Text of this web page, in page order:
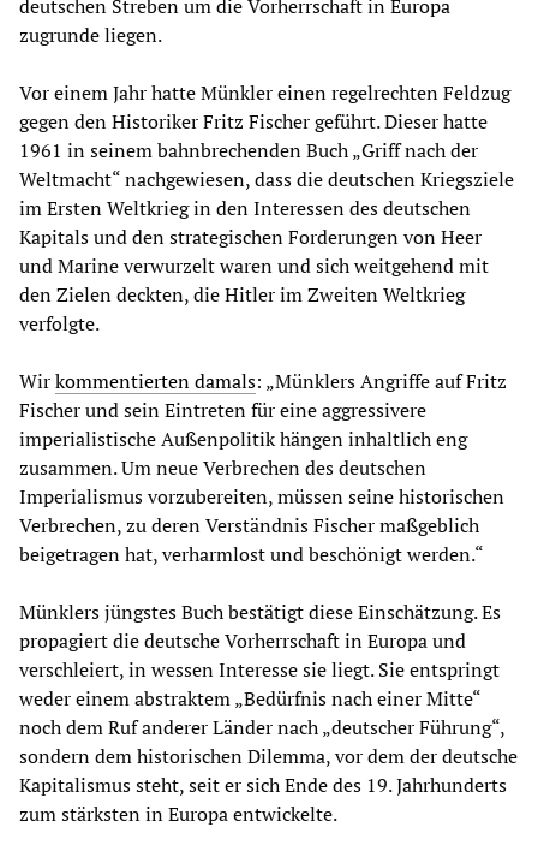
deutschen Streben um die Vorherrschaft in Europa
zugrunde liegen.
Vor einem Jahr hatte Münkler einen regelrechten Feldzug
gegen den Historiker Fritz Fischer geführt. Dieser hatte
1961 in seinem bahnbrechenden Buch „Griff nach der
Weltmacht“ nachgewiesen, dass die deutschen Kriegsziele
im Ersten Weltkrieg in den Interessen des deutschen
Kapitals und den strategischen Forderungen von Heer
und Marine verwurzelt waren und sich weitgehend mit
den Zielen deckten, die Hitler im Zweiten Weltkrieg
verfolgte.
Wirkommentierten damals: „Münklers Angriffe auf Fritz
Fischer und sein Eintreten für eine aggressivere
imperialistische Außenpolitik hängen inhaltlich eng
zusammen. Um neue Verbrechen des deutschen
Imperialismus vorzubereiten, müssen seine historischen
Verbrechen, zu deren Verständnis Fischer maßgeblich
beigetragen hat, verharmlost und beschönigt werden.“
Münklers jüngstes Buch bestätigt diese Einschätzung. Es
propagiert die deutsche Vorherrschaft in Europa und
verschleiert, in wessen Interesse sie liegt. Sie entspringt
weder einem abstraktem „Bedürfnis nach einer Mitte“
noch dem Ruf anderer Länder nach „deutscher Führung“,
sondern dem historischen Dilemma, vor dem der deutsche
Kapitalismus steht, seit er sich Ende des 19. Jahrhunderts
zum stärksten in Europa entwickelte.